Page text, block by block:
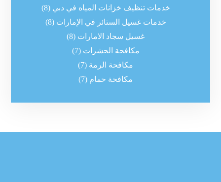
خدمات تنظيف خزانات المياه في دبي (8)
خدمات غسيل الستائر في الإمارات (8)
غسيل سجاد الامارات (8)
مكافحة الحشرات (7)
مكافحة الرمة (7)
مكافحة حمام (7)